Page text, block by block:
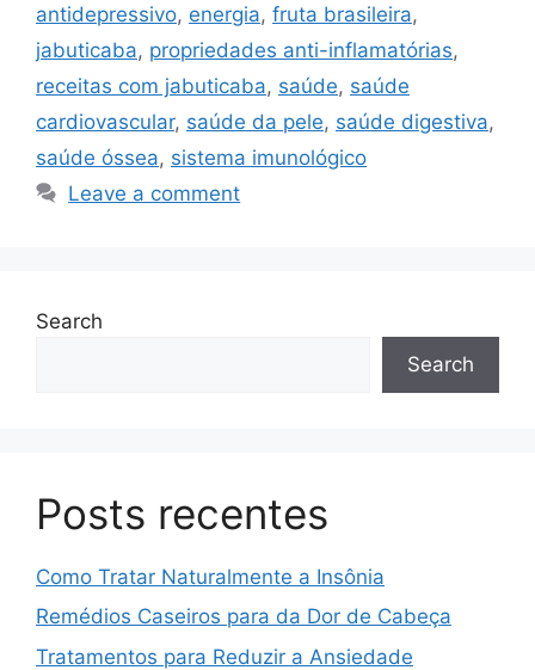
antidepressivo, energia, fruta brasileira,
jabuticaba, propriedades anti-inflamatórias,
receitas com jabuticaba, saúde, saúde
cardiovascular, saúde da pele, saúde digestiva,
saúde óssea, sistema imunológico
Leave a comment
Search
Search
Posts recentes
Como Tratar Naturalmente a Insônia
Remédios Caseiros para da Dor de Cabeça
Tratamentos para Reduzir a Ansiedade